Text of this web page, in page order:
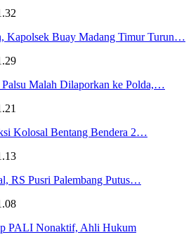
Kapolsek Buay Madang Timur Turun…
Malah Dilaporkan ke Polda,…
Kolosal Bentang Bendera 2…
RS Pusri Palembang Putus…
PALI Nonaktif, Ahli Hukum